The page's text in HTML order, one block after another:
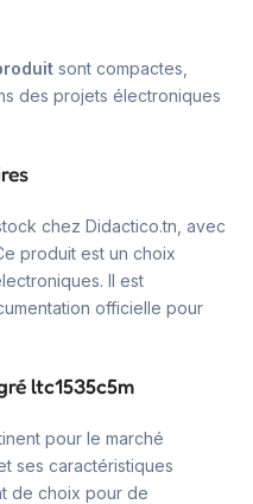
sont compactes,
des projets électroniques
chez Didactico.tn, avec
produit est un choix
Il est
officielle pour
ltc1535c5m
pour le marché
ses caractéristiques
de choix pour de